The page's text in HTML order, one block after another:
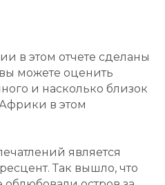
в этом отчете сделаны
можете оценить
и насколько близок
в этом
является
Так вышло, что